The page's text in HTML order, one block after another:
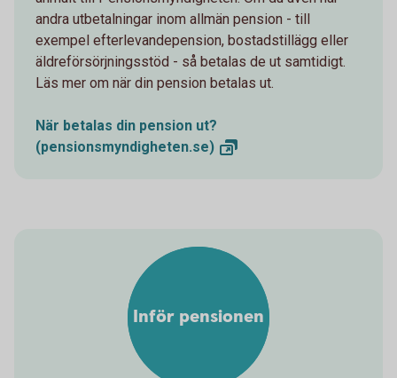
andra utbetalningar inom allmän pension - till
exempel efterlevandepension, bostadstillägg eller
äldreförsörjningsstöd - så betalas de ut samtidigt.
Läs mer om när din pension betalas ut.
När betalas din pension ut?
(pensionsmyndigheten.se)
Inför pensionen